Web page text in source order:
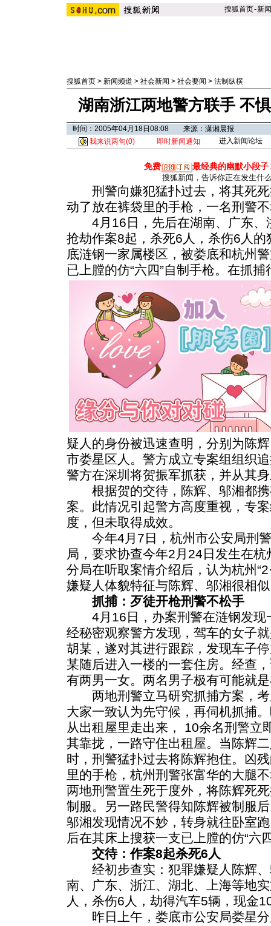
搜狐首页-新闻
搜狐首页 > 新闻频道 > 社会新闻 > 社会要闻 > 法制纵横
湖南浙江两地警方联手 不
时间：2005年04月18日08:08 来源：潇湘晨报
我来说两句(0) 即时新闻通知 进入新闻论坛
免费 最经典的幽默小段子
搜狐新闻，告诉你正在发生什
刑警向嫌犯猛扑过去，将其死死
动了放在裤袋里的手枪，一名刑警
4月16日，先后在湖南、广东、
抢劫作案8起，杀死6人，杀伤6人
底涟钢一家属楼区，被娄底和杭州
已上膛的仿“六四”自制手枪。 在抓捕
疑人的身份被迅速查明，分别为陈
市娄星区人。警方成立专案组组织
警方在深圳将贺振军抓获，并从其
根据贺的交待，陈辉、邬湘都携
案。此情况引起警方高度重视，专
度，但未取得成效。
今年4月7日，杭州市公安局刑警
局，要求协查今年2月24日发生在
分局在听取案情介绍后，认为杭州
嫌疑人体貌特征与陈辉、邬湘很相
抓捕：歹徒开枪刑警不松手
4月16日，办案刑警在涟钢发现
经秘密观察警方发现，驾车的女子
胡某，遂对其进行跟踪，发现车子
某随后进入一楼的一套住房。经查
有两男一女。两名男子极有可能就
两地刑警立马研究抓捕方案，考
大家一致认为先守候，再伺机抓捕
从出租屋里走出来， 10余名刑警立
其靠拢，一路守住出租屋。当陈辉
时，刑警猛扑过去将陈辉抱住。凶
里的手枪，杭州刑警张富华的大腿
两地刑警置生死于度外，将陈辉死
制服。另一路民警得知陈辉被制服
邬湘发现情况不妙，转身就往卧室
后在其床上搜获一支已上膛的仿“六
交待：作案8起杀死6人
经初步查实：犯罪嫌疑人陈辉、
南、广东、浙江、湖北、上海等地
人，杀伤6人，劫得汽车5辆，现金
昨日上午，娄底市公安局娄星分